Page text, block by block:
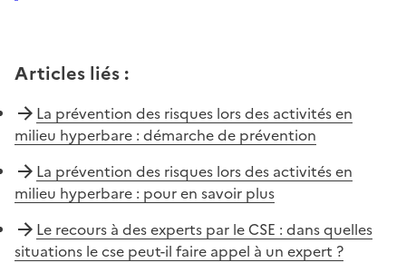
Articles liés :
La prévention des risques lors des activités en
milieu hyperbare : démarche de prévention
La prévention des risques lors des activités en
milieu hyperbare : pour en savoir plus
Le recours à des experts par le CSE : dans quelles
situations le cse peut-il faire appel à un expert ?